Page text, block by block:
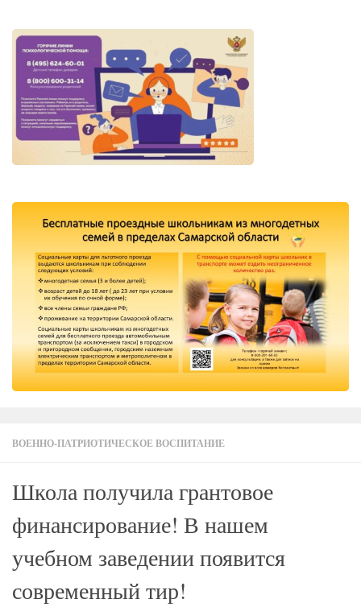
ВОЕННО-ПАТРИОТИЧЕСКОЕ ВОСПИТАНИЕ
Школа получила грантовое
финансирование! В нашем
учебном заведении появится
современный тир!